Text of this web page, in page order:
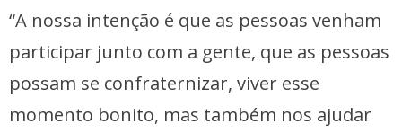
“A nossa intenção é que as pessoas venham
participar junto com a gente, que as pessoas
possam se confraternizar, viver esse
momento bonito, mas também nos ajudar